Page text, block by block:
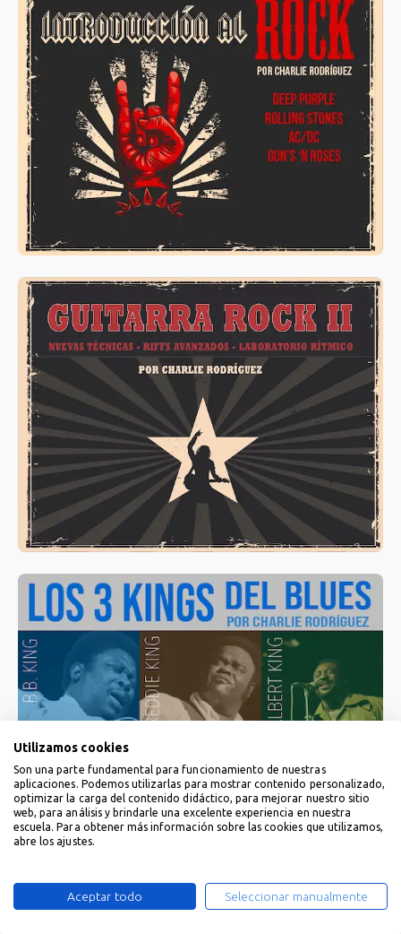
Utilizamos cookies
Son una parte fundamental para funcionamiento de nuestras
aplicaciones. Podemos utilizarlas para mostrar contenido personalizado,
optimizar la carga del contenido didáctico, para mejorar nuestro sitio
web, para análisis y brindarle una excelente experiencia en nuestra
escuela. Para obtener más información sobre las cookies que utilizamos,
abre los ajustes.
Aceptar todo Seleccionar manualmente